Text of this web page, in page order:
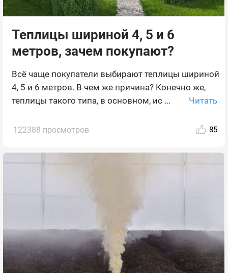
Теплицы шириной 4, 5 и 6
метров, зачем покупают?
Всё чаще покупатели выбирают теплицы шириной
4, 5 и 6 метров. В чем же причина? Конечно же,
теплицы такого типа, в основном, ис ...
Читать
122388 просмотров 85